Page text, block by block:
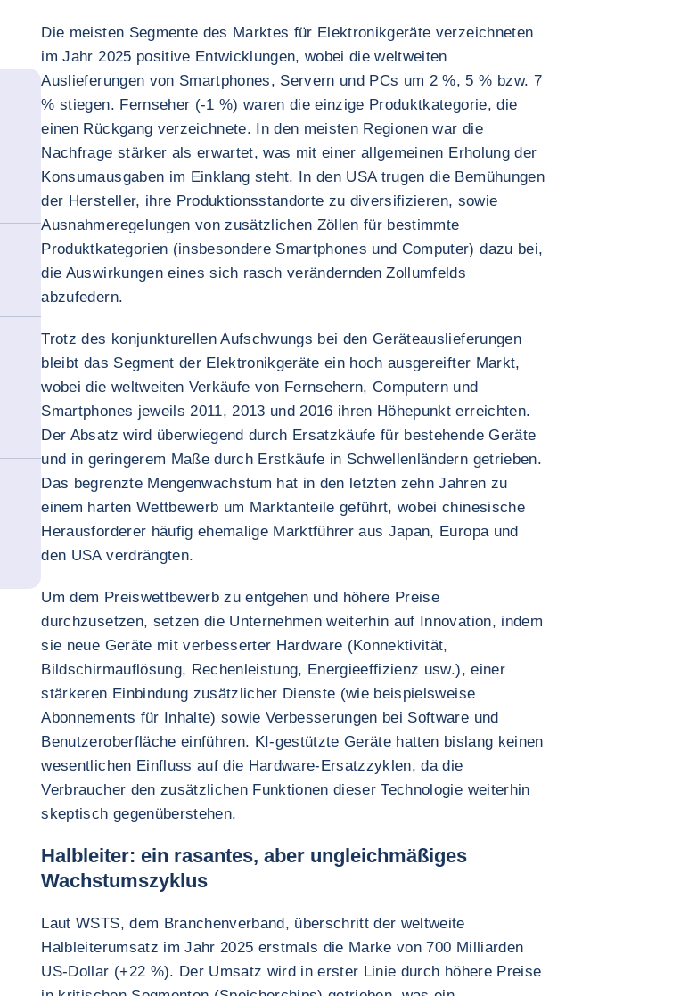
Die meisten Segmente des Marktes für Elektronikgeräte verzeichneten
im Jahr 2025 positive Entwicklungen, wobei die weltweiten
Auslieferungen von Smartphones, Servern und PCs um 2 %, 5 % bzw. 7
% stiegen. Fernseher (-1 %) waren die einzige Produktkategorie, die
einen Rückgang verzeichnete. In den meisten Regionen war die
Nachfrage stärker als erwartet, was mit einer allgemeinen Erholung der
Konsumausgaben im Einklang steht. In den USA trugen die Bemühungen
der Hersteller, ihre Produktionsstandorte zu diversifizieren, sowie
Ausnahmeregelungen von zusätzlichen Zöllen für bestimmte
Produktkategorien (insbesondere Smartphones und Computer) dazu bei,
die Auswirkungen eines sich rasch verändernden Zollumfelds
abzufedern.
Trotz des konjunkturellen Aufschwungs bei den Geräteauslieferungen
bleibt das Segment der Elektronikgeräte ein hoch ausgereifter Markt,
wobei die weltweiten Verkäufe von Fernsehern, Computern und
Smartphones jeweils 2011, 2013 und 2016 ihren Höhepunkt erreichten.
Der Absatz wird überwiegend durch Ersatzkäufe für bestehende Geräte
und in geringerem Maße durch Erstkäufe in Schwellenländern getrieben.
Das begrenzte Mengenwachstum hat in den letzten zehn Jahren zu
einem harten Wettbewerb um Marktanteile geführt, wobei chinesische
Herausforderer häufig ehemalige Marktführer aus Japan, Europa und
den USA verdrängten.
Um dem Preiswettbewerb zu entgehen und höhere Preise
durchzusetzen, setzen die Unternehmen weiterhin auf Innovation, indem
sie neue Geräte mit verbesserter Hardware (Konnektivität,
Bildschirmauflösung, Rechenleistung, Energieeffizienz usw.), einer
stärkeren Einbindung zusätzlicher Dienste (wie beispielsweise
Abonnements für Inhalte) sowie Verbesserungen bei Software und
Benutzeroberfläche einführen. KI-gestützte Geräte hatten bislang keinen
wesentlichen Einfluss auf die Hardware-Ersatzzyklen, da die
Verbraucher den zusätzlichen Funktionen dieser Technologie weiterhin
skeptisch gegenüberstehen.
Halbleiter: ein rasantes, aber ungleichmäßiges
Wachstumszyklus
Laut WSTS, dem Branchenverband, überschritt der weltweite
Halbleiterumsatz im Jahr 2025 erstmals die Marke von 700 Milliarden
US-Dollar (+22 %). Der Umsatz wird in erster Linie durch höhere Preise